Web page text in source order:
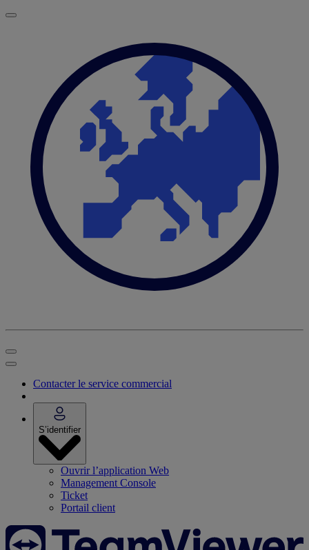
Contacter le service commercial
S’identifier
Ouvrir l’application Web
Management Console
Ticket
Portail client